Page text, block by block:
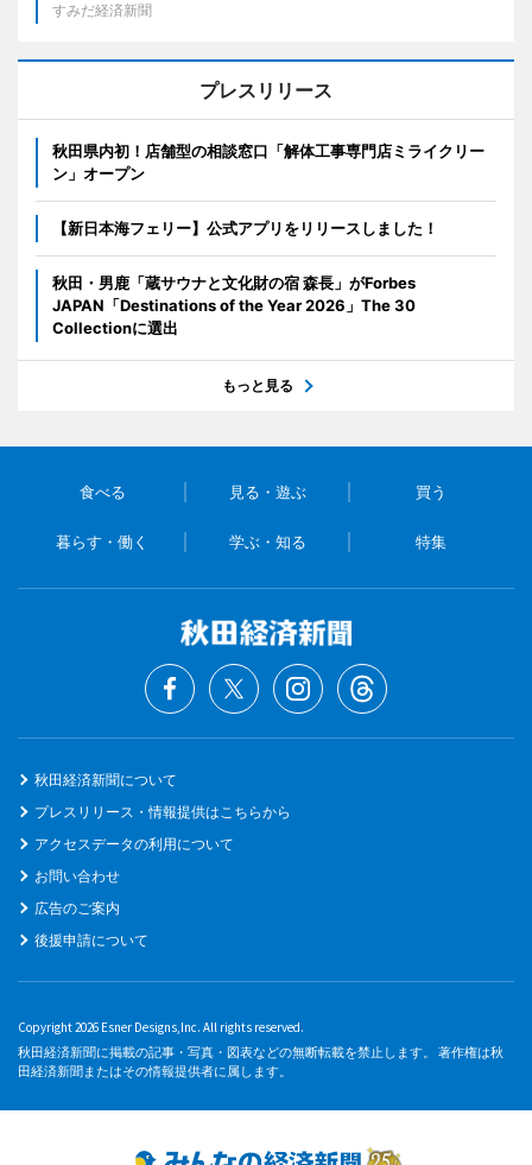
すみだ経済新聞
プレスリリース
秋田県内初！店舗型の相談窓口「解体工事専門店ミライクリー
ン」オープン
【新日本海フェリー】公式アプリをリリースしました！
秋田・男鹿「蔵サウナと文化財の宿 森長」がForbes
JAPAN「Destinations of the Year 2026」The 30
Collectionに選出
もっと見る
食べる 見る・遊ぶ 買う
暮らす・働く 学ぶ・知る 特集
秋田経済新聞について
プレスリリース・情報提供はこちらから
アクセスデータの利用について
お問い合わせ
広告のご案内
後援申請について
Copyright 2026 Esner Designs,Inc. All rights reserved.
秋田経済新聞に掲載の記事・写真・図表などの無断転載を禁止します。 著作権は秋
田経済新聞またはその情報提供者に属します。